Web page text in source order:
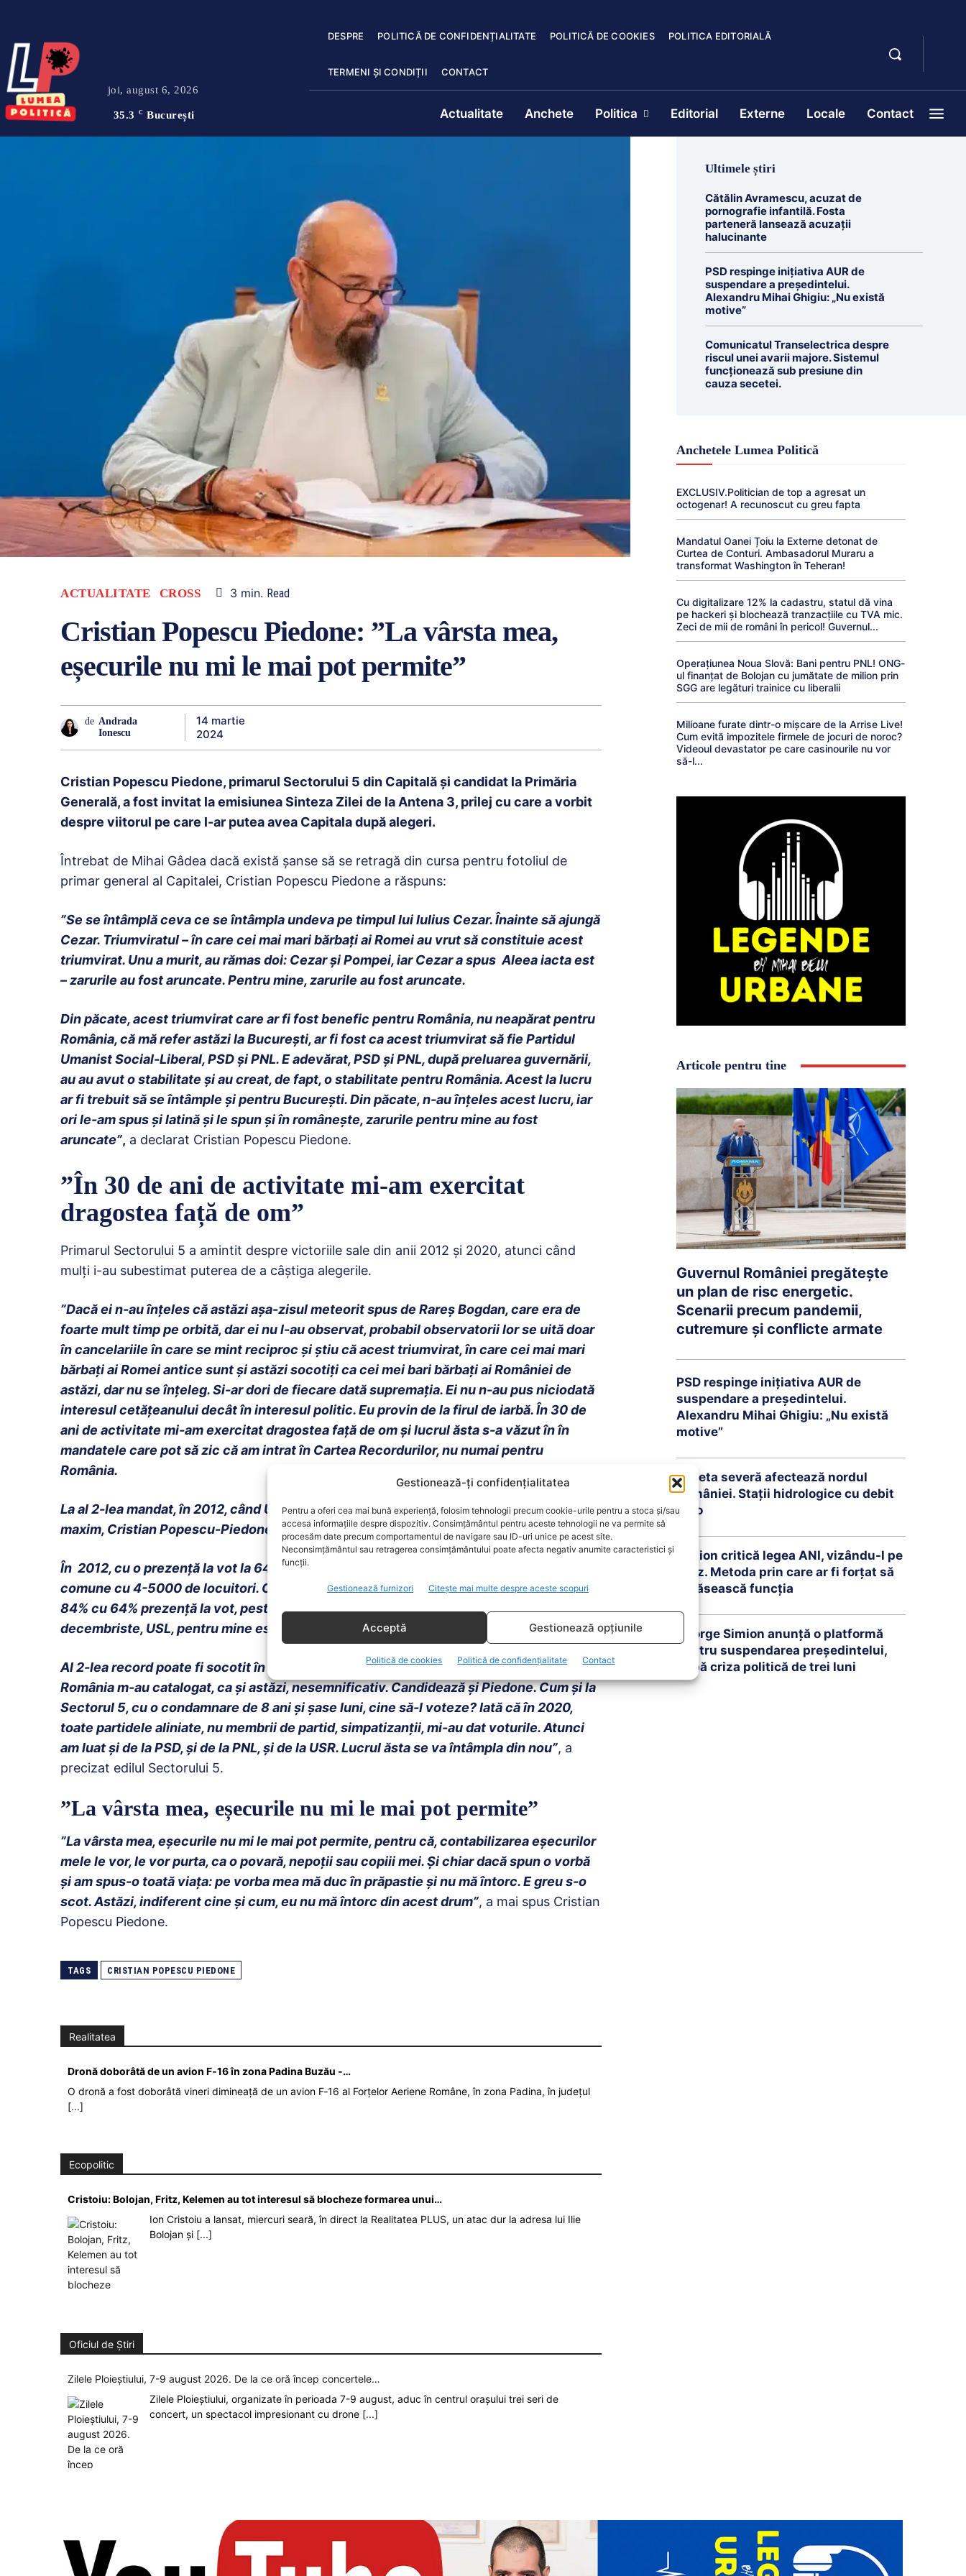
Gestionează-ți confidențialitatea
Pentru a oferi cea mai bună experiență, folosim tehnologii precum cookie-urile pentru a stoca și/sau
accesa informațiile despre dispozitiv. Consimțământul pentru aceste tehnologii ne va permite să
procesăm date precum comportamentul de navigare sau ID-uri unice pe acest site.
Neconsimțământul sau retragerea consimțământului poate afecta negativ anumite caracteristici și
funcții.
Gestionează furnizori Citește mai multe despre aceste scopuri
Acceptă Gestionează opțiunile
Politică de cookies Politică de confidențialitate Contact
joi, august 6, 2026
35.3 C București
DESPRE POLITICĂ DE CONFIDENȚIALITATE POLITICĂ DE COOKIES POLITICA EDITORIALĂ
TERMENI ȘI CONDIȚII CONTACT
Actualitate Anchete Politica Editorial Externe Locale Contact
ACTUALITATE CROSS 3 min. Read
Cristian Popescu Piedone: ”La vârsta mea,
eșecurile nu mi le mai pot permite”
de Andrada
Ionescu
14 martie
2024
Cristian Popescu Piedone, primarul Sectorului 5 din Capitală și candidat la Primăria
Generală, a fost invitat la emisiunea Sinteza Zilei de la Antena 3, prilej cu care a vorbit
despre viitorul pe care l-ar putea avea Capitala după alegeri.
Întrebat de Mihai Gâdea dacă există șanse să se retragă din cursa pentru fotoliul de
primar general al Capitalei, Cristian Popescu Piedone a răspuns:
”Se se întâmplă ceva ce se întâmpla undeva pe timpul lui Iulius Cezar. Înainte să ajungă
Cezar. Triumviratul – în care cei mai mari bărbați ai Romei au vrut să constituie acest
triumvirat. Unu a murit, au rămas doi: Cezar și Pompei, iar Cezar a spus Aleea iacta est
– zarurile au fost aruncate. Pentru mine, zarurile au fost aruncate.
Din păcate, acest triumvirat care ar fi fost benefic pentru România, nu neapărat pentru
România, că mă refer astăzi la București, ar fi fost ca acest triumvirat să fie Partidul
Umanist Social-Liberal, PSD și PNL. E adevărat, PSD și PNL, după preluarea guvernării,
au au avut o stabilitate și au creat, de fapt, o stabilitate pentru România. Acest la lucru
ar fi trebuit să se întâmple și pentru București. Din păcate, n-au înțeles acest lucru, iar
ori le-am spus și latină și le spun și în românește, zarurile pentru mine au fost
aruncate”, a declarat Cristian Popescu Piedone.
”În 30 de ani de activitate mi-am exercitat
dragostea față de om”
Primarul Sectorului 5 a amintit despre victoriile sale din anii 2012 și 2020, atunci când
mulți i-au subestimat puterea de a câștiga alegerile.
”Dacă ei n-au înțeles că astăzi așa-zisul meteorit spus de Rareș Bogdan, care era de
foarte mult timp pe orbită, dar ei nu l-au observat, probabil observatorii lor se uită doar
în cancelariile în care se mint reciproc și știu că acest triumvirat, în care cei mai mari
bărbați ai Romei antice sunt și astăzi socotiți ca cei mei bari bărbați ai României de
astăzi, dar nu se înțeleg. Si-ar dori de fiecare dată supremația. Ei nu n-au pus niciodată
interesul cetățeanului decât în interesul politic. Eu provin de la firul de iarbă. În 30 de
ani de activitate mi-am exercitat dragostea față de om și lucrul ăsta s-a văzut în în
mandatele care pot să zic că am intrat în Cartea Recordurilor, nu numai pentru
România.
La al 2-lea mandat, în 2012, când USL-ul, pe val la vremea respectivă, obținea 61 scor
maxim, Cristian Popescu-Piedone a obținut 84% la al 2-lea mandat (la Sectorul 4).
În 2012, cu o prezență la vot la 64%, am ieșit cu 84%. Mai ies cu 80 cu 90% dar ies în
comune cu 4-5000 de locuitori. Ca să ieși la o populație de peste 380.000 locuitori cu
84% cu 64% prezență la vot, peste cea mai puternică alianță a României post-
decembriste, USL, pentru mine este un record personal.
Al 2-lea record poate fi socotit în 2020. În 2020, când toate partidele istorice din
România m-au catalogat, ca și astăzi, nesemnificativ. Candidează și Piedone. Cum și la
Sectorul 5, cu o condamnare de 8 ani și șase luni, cine să-l voteze?Iată că în 2020,
toate partidele aliniate, nu membrii de partid, simpatizanții, mi-au dat voturile. Atunci
am luat și de la PSD, și de la PNL, și de la USR. Lucrul ăsta se va întâmpla din nou”, a
precizat edilul Sectorului 5.
”La vârsta mea, eșecurile nu mi le mai pot permite”
”La vârsta mea, eșecurile nu mi le mai pot permite, pentru că, contabilizarea eșecurilor
mele le vor, le vor purta, ca o povară, nepoții sau copiii mei. Și chiar dacă spun o vorbă
și am spus-o toată viața: pe vorba mea mă duc în prăpastie și nu mă întorc. E greu s-o
scot. Astăzi, indiferent cine și cum, eu nu mă întorc din acest drum”, a mai spus Cristian
Popescu Piedone.
TAGS CRISTIAN POPESCU PIEDONE
Realitatea
Dronă doborâtă de un avion F‑16 în zona Padina Buzău -…
O dronă a fost doborâtă vineri dimineață de un avion F‑16 al Forțelor Aeriene Române, în zona Padina, în județul
[...]
Ecopolitic
Cristoiu: Bolojan, Fritz, Kelemen au tot interesul să blocheze formarea unui…
Ion Cristoiu a lansat, miercuri seară, în direct la Realitatea PLUS, un atac dur la adresa lui Ilie
Bolojan și [...]
Oficiul de Știri
Zilele Ploieștiului, 7-9 august 2026. De la ce oră încep concertele…
Zilele Ploieștiului, organizate în perioada 7-9 august, aduc în centrul orașului trei seri de
concert, un spectacol impresionant cu drone [...]
Ultimele știri
Cătălin Avramescu, acuzat de
pornografie infantilă. Fosta
parteneră lansează acuzații
halucinante
PSD respinge inițiativa AUR de
suspendare a președintelui.
Alexandru Mihai Ghigiu: „Nu există
motive”
Comunicatul Transelectrica despre
riscul unei avarii majore. Sistemul
funcționează sub presiune din
cauza secetei.
Anchetele Lumea Politică
EXCLUSIV.Politician de top a agresat un
octogenar! A recunoscut cu greu fapta
Mandatul Oanei Țoiu la Externe detonat de
Curtea de Conturi. Ambasadorul Muraru a
transformat Washington în Teheran!
Cu digitalizare 12% la cadastru, statul dă vina
pe hackeri și blochează tranzacțiile cu TVA mic.
Zeci de mii de români în pericol! Guvernul...
Operațiunea Noua Slovă: Bani pentru PNL! ONG-
ul finanțat de Bolojan cu jumătate de milion prin
SGG are legături trainice cu liberalii
Milioane furate dintr-o mișcare de la Arrise Live!
Cum evită impozitele firmele de jocuri de noroc?
Videoul devastator pe care casinourile nu vor
să-l...
Articole pentru tine
Guvernul României pregătește
un plan de risc energetic.
Scenarii precum pandemii,
cutremure și conflicte armate
PSD respinge inițiativa AUR de
suspendare a președintelui.
Alexandru Mihai Ghigiu: „Nu există
motive”
Seceta severă afectează nordul
României. Stații hidrologice cu debit
zero
Simion critică legea ANI, vizându-l pe
Fritz. Metoda prin care ar fi forțat să
părăsească funcția
George Simion anunță o platformă
pentru suspendarea președintelui,
după criza politică de trei luni